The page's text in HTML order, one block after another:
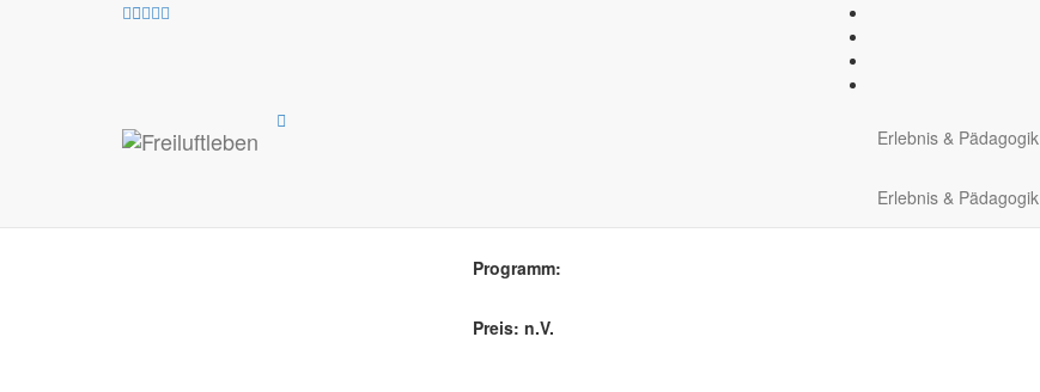
Erlebnis & Pädagogik
Erlebnis & Pädagogik
Programm- und Terminwahl
Programm:
Preis: n.V.